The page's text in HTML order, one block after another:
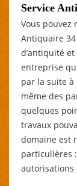
Service
Vous pouvez
Antiquaire
d’antiquité
entreprise
par la suite à
même des
quelques
travaux
domaine est
particulières
autorisations